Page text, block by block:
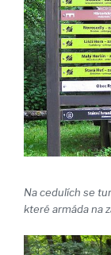
Na cedulích se
které armáda na